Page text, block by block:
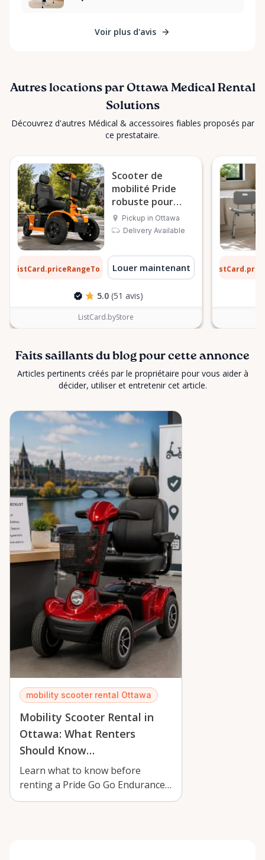
Voir plus d'avis
Autres locations par Ottawa Medical Rental
Solutions
Découvrez d'autres Médical & accessoires fiables proposés par
ce prestataire.
Scooter de
mobilité Pride
robuste pour
l’extérieur
Pickup in Ottawa
Delivery Available
ListCard.priceRangeTo par jour
Louer maintenant
5.0 (51 avis)
ListCard.byStore
Faits saillants du blog pour cette annonce
Articles pertinents créés par le propriétaire pour vous aider à
décider, utiliser et entretenir cet article.
mobility scooter rental Ottawa
Mobility Scooter Rental in
Ottawa: What Renters
Should Know…
Learn what to know before
renting a Pride Go Go Endurance
mobility scooter in Ottawa, from